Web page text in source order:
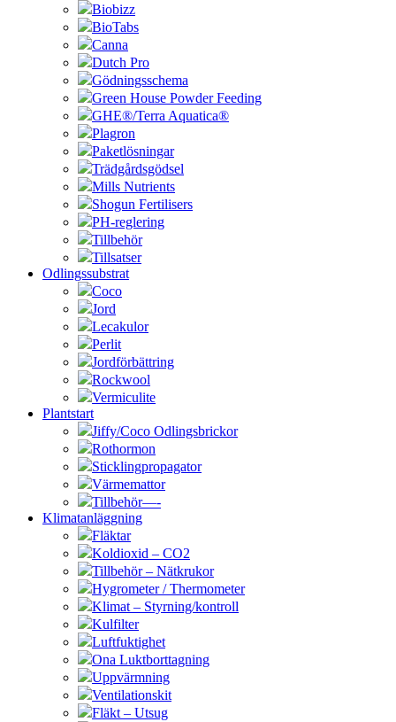
Biobizz
BioTabs
Canna
Dutch Pro
Gödningsschema
Green House Powder Feeding
GHE®/Terra Aquatica®
Plagron
Paketlösningar
Trädgårdsgödsel
Mills Nutrients
Shogun Fertilisers
PH-reglering
Tillbehör
Tillsatser
Odlingssubstrat
Coco
Jord
Lecakulor
Perlit
Jordförbättring
Rockwool
Vermiculite
Plantstart
Jiffy/Coco Odlingsbrickor
Rothormon
Sticklingpropagator
Värmemattor
Tillbehör—-
Klimatanläggning
Fläktar
Koldioxid – CO2
Tillbehör – Nätkrukor
Hygrometer / Thermometer
Klimat – Styrning/kontroll
Kulfilter
Luftfuktighet
Ona Luktborttagning
Uppvärmning
Ventilationskit
Fläkt – Utsug